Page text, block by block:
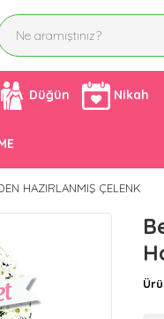
Düğün Nikah
HAZIRLANMIŞ ÇELENK